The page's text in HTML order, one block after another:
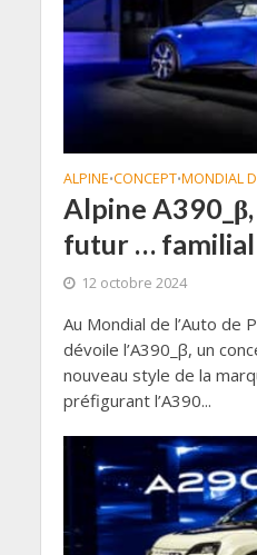
ALPINE•CONCEPT•MONDIAL
Alpine
futur …
12 octobre 2024
Au Mondial de l’Auto de
dévoile l’A390_β, un
nouveau style de la
préfigurant l’A390...